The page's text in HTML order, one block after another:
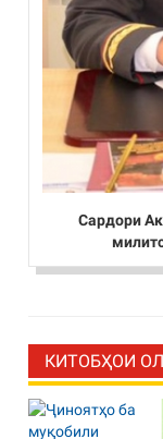
Сардори
КИТОБҲОИ